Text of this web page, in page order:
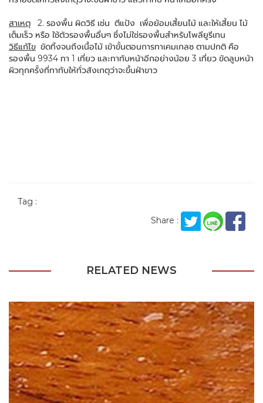
สาเหตุ 2. รองพื้น ผิดวิธี เช่น ตีแป้ง เพื่อย้อมเสี้ยนไม้ และให้เสี้ยน ไม้
เต็มเร็ว หรือ ใช้ตัวรองพื้นอื่นๆ ซึ่งไม่ใช่รองพื้นสำหรับโพลียูรีเทน
วิธีแก้ไข ขัดทิ้งจนถึงเนื้อไม้ เข้าขั้นตอนการทาเคมเกลซ ตามปกติ คือ
รองพื้น 9934 ทา 1 เที่ยว และทาทับหน้าอีกอย่างน้อย 3 เที่ยว ขัดลูบหน้า
ผิวทุกครั้งที่ทาทับให้ทั่วสังเกตุว่าจะขึ้นฝ่าขาว
Tag :
Share :
RELATED NEWS